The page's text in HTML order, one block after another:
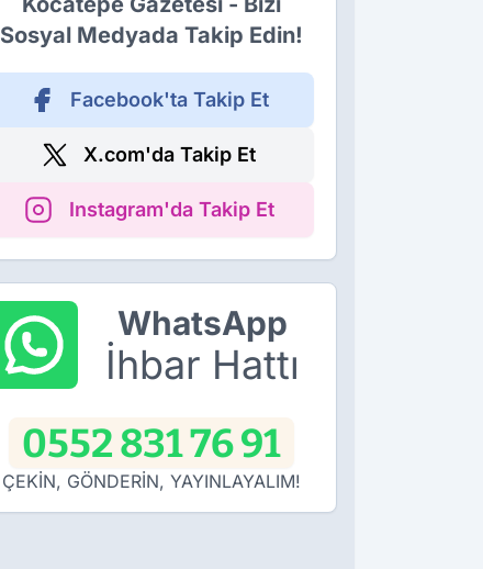
Sosyal Medyada Takip Edin!
Facebook'ta Takip Et
X.com'da Takip Et
Instagram'da Takip Et
WhatsApp
İhbar Hattı
0552 831 76 91
ÇEKİN, GÖNDERİN, YAYINLAYALIM!